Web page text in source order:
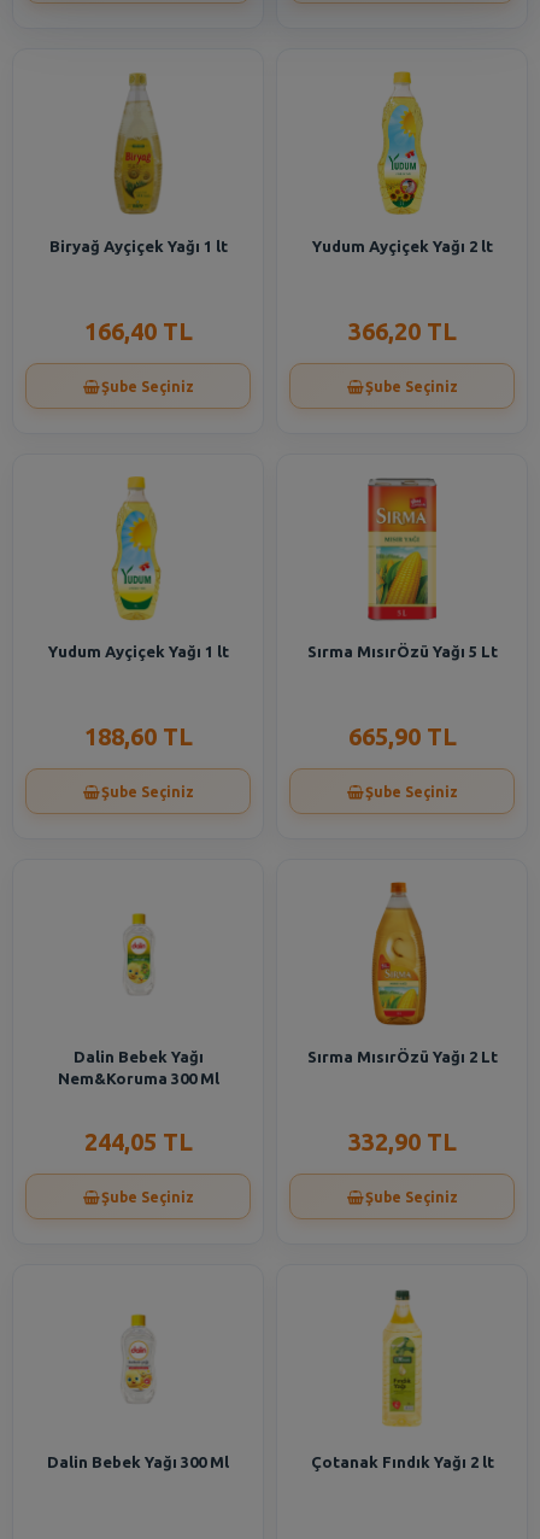
Biryağ Ayçiçek Yağı 1 lt
166,40 TL
Şube Seçiniz
Yudum Ayçiçek Yağı 2 lt
366,20 TL
Şube Seçiniz
Yudum Ayçiçek Yağı 1 lt
188,60 TL
Şube Seçiniz
Sırma MısırÖzü Yağı 5 Lt
665,90 TL
Şube Seçiniz
Dalin Bebek Yağı
Nem&Koruma 300 Ml
244,05 TL
Şube Seçiniz
Sırma MısırÖzü Yağı 2 Lt
332,90 TL
Şube Seçiniz
Dalin Bebek Yağı 300 Ml Çotanak Fındık Yağı 2 lt